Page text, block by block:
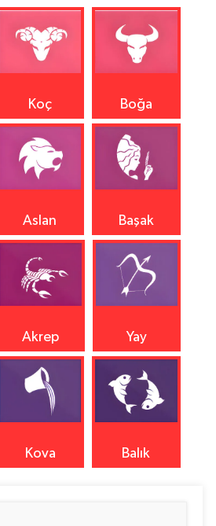
Koç Boğa
Aslan Başak
Akrep Yay
Kova Balık